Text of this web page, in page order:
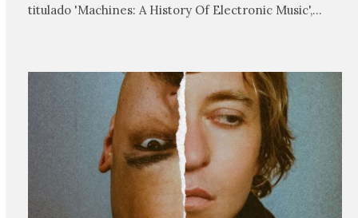
titulado 'Machines: A History Of Electronic Music',